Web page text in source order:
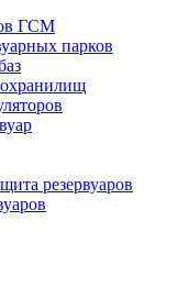
ГСМ
парков
резервуаров